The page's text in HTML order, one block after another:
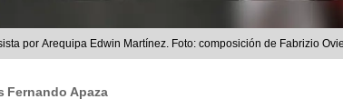
por Arequipa Edwin Martínez. Foto: composición de Fabrizio
Fernando Apaza